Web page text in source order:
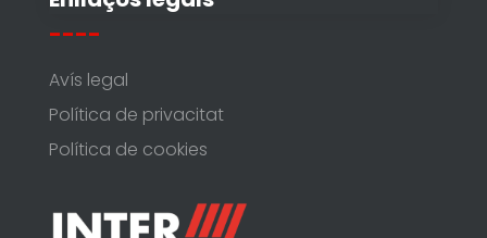
----
Avís legal
Política de privacitat
Política de cookies